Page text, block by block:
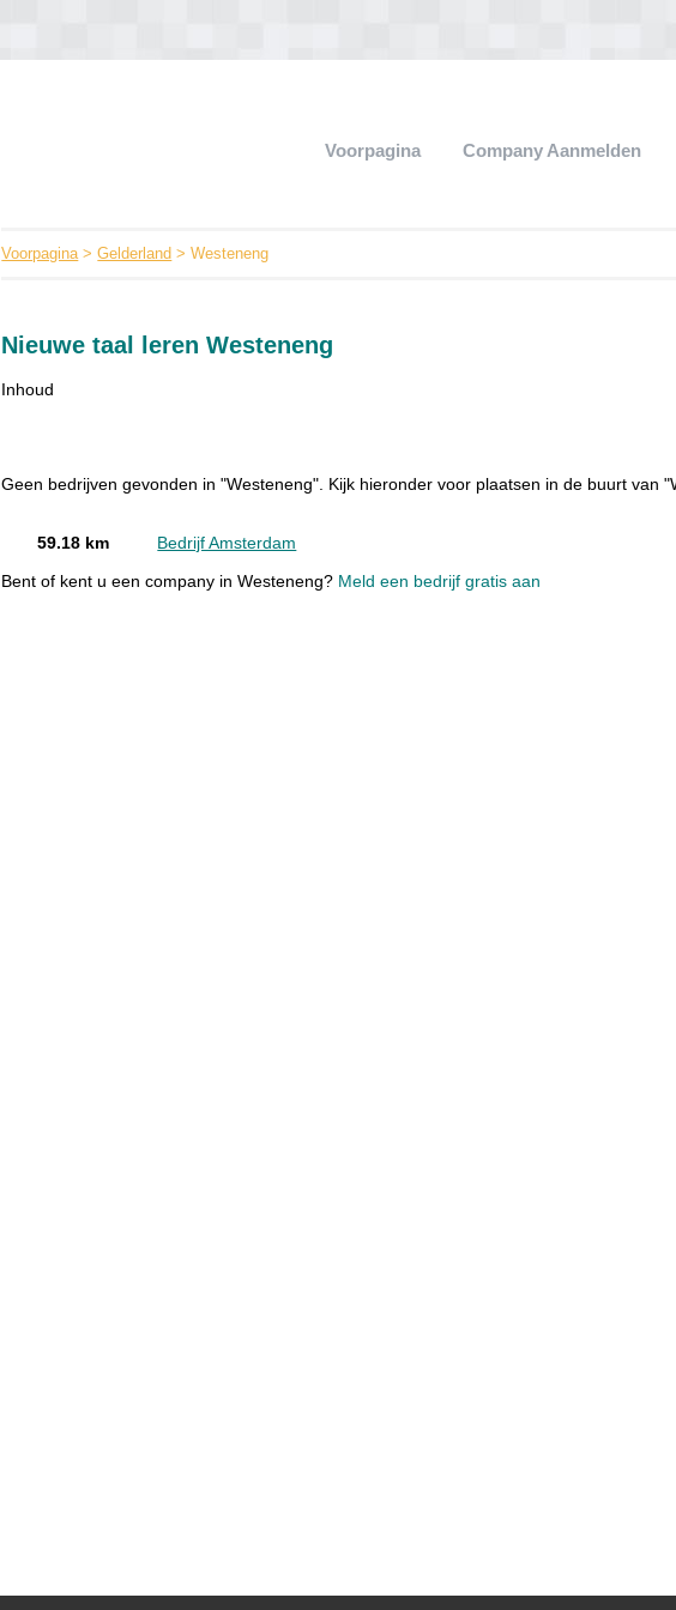
Voorpagina Company Aanmelden
Voorpagina>Gelderland > Westeneng
Nieuwe taal leren Westeneng
Inhoud
Geen bedrijven gevonden in "Westeneng". Kijk hieronder voor plaatsen in de buurt van
59.18 km Bedrijf Amsterdam
Bent of kent u een company in Westeneng? Meld een bedrijf gratis aan